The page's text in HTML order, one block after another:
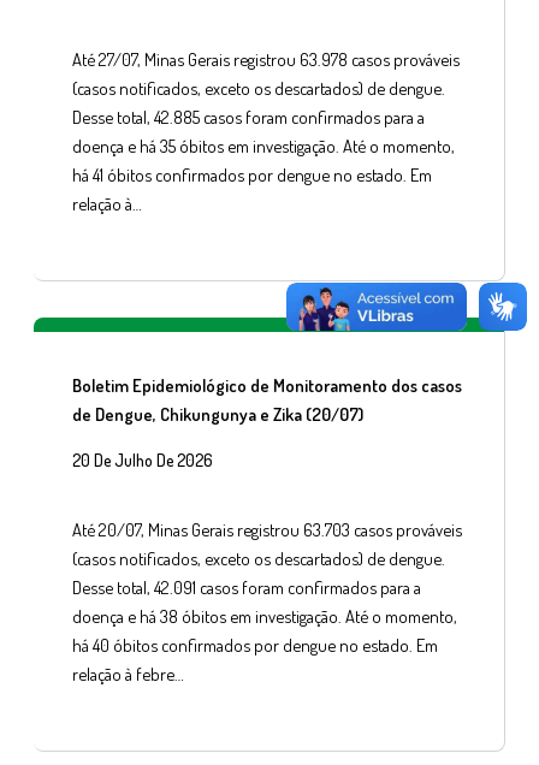
Até 27/07, Minas Gerais registrou 63.978 casos prováveis
(casos notificados, exceto os descartados) de dengue.
Desse total, 42.885 casos foram confirmados para a
doença e há 35 óbitos em investigação. Até o momento,
há 41 óbitos confirmados por dengue no estado. Em
relação à…
Boletim Epidemiológico de Monitoramento dos casos
de Dengue, Chikungunya e Zika (20/07)
20 De Julho De 2026
Até 20/07, Minas Gerais registrou 63.703 casos prováveis
(casos notificados, exceto os descartados) de dengue.
Desse total, 42.091 casos foram confirmados para a
doença e há 38 óbitos em investigação. Até o momento,
há 40 óbitos confirmados por dengue no estado. Em
relação à febre…